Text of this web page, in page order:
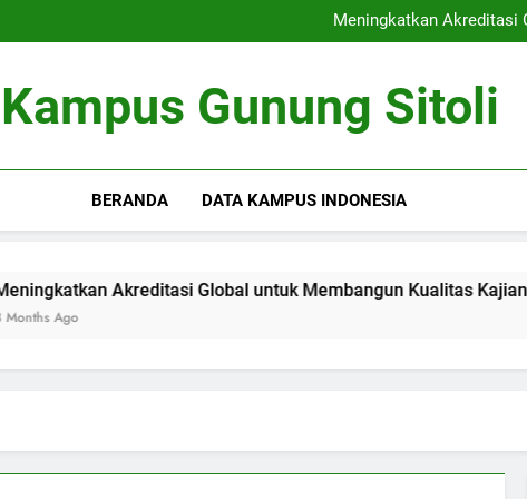
Meningkatkan Akreditasi
Mengoptimalkan
Meningkatkan Akreditasi
Mengoptimalkan Coworking
Kampus Gunung Sitoli
BERANDA DATA KAMPUS INDONESIA
Akreditasi Global untuk Membangun Kualitas Kajian